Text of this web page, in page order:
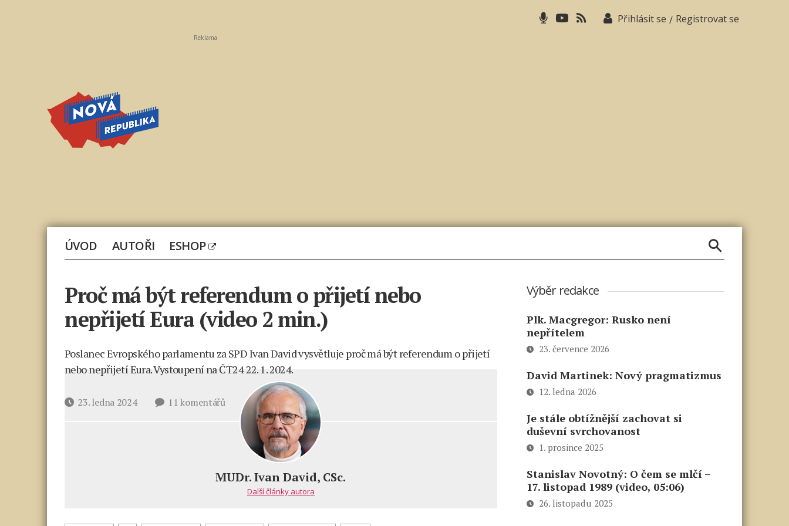
Přihlásit se / Registrovat se
Reklama
ÚVOD AUTOŘI ESHOP
Proč má být referendum o přijetí nebo
nepřijetí Eura (video 2 min.)
Poslanec Evropského parlamentu za SPD Ivan David vysvětluje proč má být referendum o přijetí
nebo nepřijetí Eura. Vystoupení na ČT24 22. 1. 2024.
Datum23. ledna 2024 11 komentářůu
textu
názvem
má
MUDr. Ivan David, CSc.
Další články autora
Výběr redakce
Plk. Macgregor: Rusko není
nepřítelem
23. července 2026
David Martinek: Nový pragmatizmus
12. ledna 2026
Je stále obtížnější zachovat si
duševní svrchovanost
1. prosince 2025
Stanislav Novotný: O čem se mlčí –
17. listopad 1989 (video, 05:06)
26. listopadu 2025